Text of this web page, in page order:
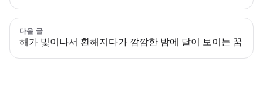
다음 글
해가 빛이나서 환해지다가 깜깜한 밤에 달이 보이는 꿈